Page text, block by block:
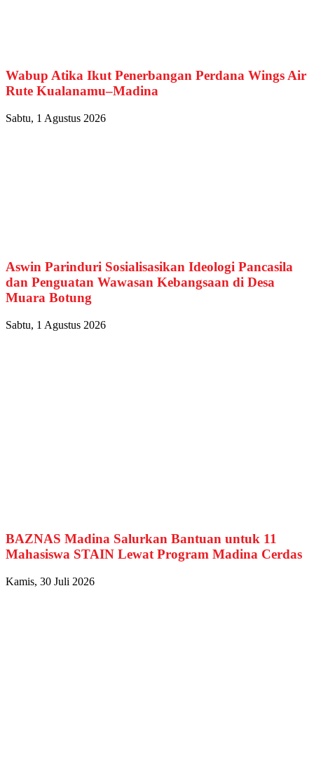
Wabup Atika Ikut Penerbangan Perdana Wings Air
Rute Kualanamu–Madina
Sabtu, 1 Agustus 2026
Aswin Parinduri Sosialisasikan Ideologi Pancasila
dan Penguatan Wawasan Kebangsaan di Desa
Muara Botung
Sabtu, 1 Agustus 2026
BAZNAS Madina Salurkan Bantuan untuk 11
Mahasiswa STAIN Lewat Program Madina Cerdas
Kamis, 30 Juli 2026